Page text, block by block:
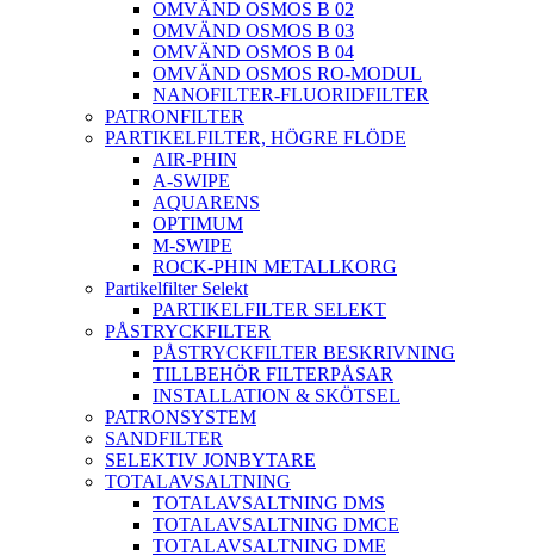
OMVÄND OSMOS B 02
OMVÄND OSMOS B 03
OMVÄND OSMOS B 04
OMVÄND OSMOS RO-MODUL
NANOFILTER-FLUORIDFILTER
PATRONFILTER
PARTIKELFILTER, HÖGRE FLÖDE
AIR-PHIN
A-SWIPE
AQUARENS
OPTIMUM
M-SWIPE
ROCK-PHIN METALLKORG
Partikelfilter Selekt
PARTIKELFILTER SELEKT
PÅSTRYCKFILTER
PÅSTRYCKFILTER BESKRIVNING
TILLBEHÖR FILTERPÅSAR
INSTALLATION & SKÖTSEL
PATRONSYSTEM
SANDFILTER
SELEKTIV JONBYTARE
TOTALAVSALTNING
TOTALAVSALTNING DMS
TOTALAVSALTNING DMCE
TOTALAVSALTNING DME